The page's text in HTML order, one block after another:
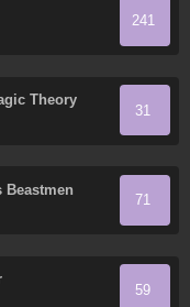
241
Theory
31
Beastmen
71
59